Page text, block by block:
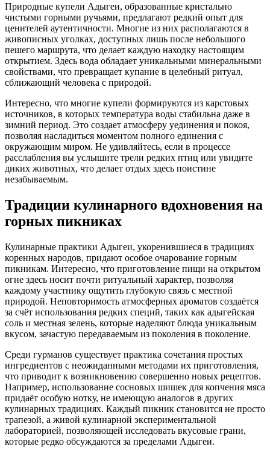
Природные купели Адыгеи, образованные кристально
чистыми горными ручьями, предлагают редкий опыт для
ценителей аутентичности. Многие из них располагаются в
живописных уголках, доступных лишь после небольшого
пешего маршрута, что делает каждую находку настоящим
открытием. Здесь вода обладает уникальными минеральными
свойствами, что превращает купание в целебный ритуал,
сближающий человека с природой.
Интересно, что многие купели формируются из карстовых
источников, в которых температура воды стабильна даже в
зимний период. Это создает атмосферу уединения и покоя,
позволяя насладиться моментом полного единения с
окружающим миром. Не удивляйтесь, если в процессе
расслабления вы услышите трели редких птиц или увидите
диких животных, что делает отдых здесь поистине
незабываемым.
Традиции кулинарного вдохновения на
горных пикниках
Кулинарные практики Адыгеи, укоренившиеся в традициях
коренных народов, придают особое очарование горным
пикникам. Интересно, что приготовление пищи на открытом
огне здесь носит почти ритуальный характер, позволяя
каждому участнику ощутить глубокую связь с местной
природой. Неповторимость атмосферных ароматов создаётся
за счёт использования редких специй, таких как адыгейская
соль и местная зелень, которые наделяют блюда уникальным
вкусом, зачастую передаваемым из поколения в поколение.
Среди гурманов существует практика сочетания простых
ингредиентов с неожиданными методами их приготовления,
что приводит к возникновению совершенно новых рецептов.
Например, использование сосновых шишек для копчения мяса
придаёт особую нотку, не имеющую аналогов в других
кулинарных традициях. Каждый пикник становится не просто
трапезой, а живой кулинарной экспериментальной
лабораторией, позволяющей исследовать вкусовые грани,
которые редко обсуждаются за пределами Адыгеи.